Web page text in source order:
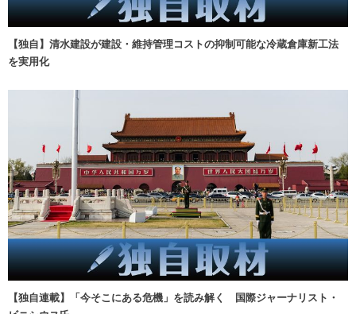
【独自】清水建設が建設・維持管理コストの抑制可能な冷蔵倉庫新工法
を実用化
【独自連載】「今そこにある危機」を読み解く 国際ジャーナリスト・